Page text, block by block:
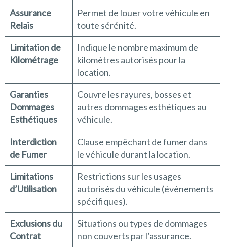
Assurance
Relais
Permet de louer votre véhicule en
toute sérénité.
Limitation de
Kilométrage
Indique le nombre maximum de
kilomètres autorisés pour la
location.
Garanties
Dommages
Esthétiques
Couvre les rayures, bosses et
autres dommages esthétiques au
véhicule.
Interdiction
de Fumer
Clause empêchant de fumer dans
le véhicule durant la location.
Limitations
d’Utilisation
Restrictions sur les usages
autorisés du véhicule (événements
spécifiques).
Exclusions du
Contrat
Situations ou types de dommages
non couverts par l’assurance.